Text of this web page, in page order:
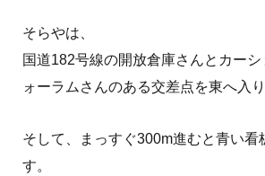
そらやは、
国道182号線の開放倉庫さんとカー
ォーラムさんのある交差点を東へ入り
そして、まっすぐ300m進むと青い看
す。